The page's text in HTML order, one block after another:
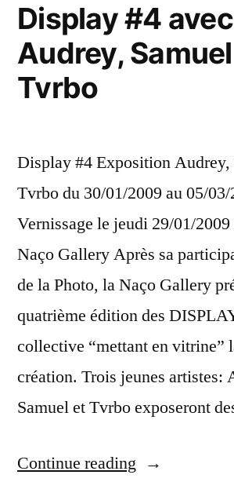
Display #4 avec
Audrey,
Tvrbo
Display #4 Exposition Audrey,
Tvrbo du 30/01/2009 au 05/03/
Vernissage le jeudi 29/01/2009
Naço Gallery Après sa
de la Photo, la Naço Gallery
quatrième édition des
collective “mettant en vitrine”
création. Trois jeunes artistes:
Samuel et Tvrbo exposeront
Continue reading “Display